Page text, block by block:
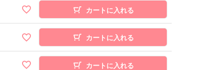
カートに入れる
カートに入れる
カートに入れる